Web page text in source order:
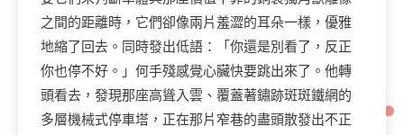
之間的距離時，它們卻像兩片羞澀的耳朵一樣，優雅
地縮了回去。同時發出低語：「你還是別看了，反正
你也停不好。」何手殘感覺心臟快要跳出來了。他轉
頭看去，發現那座高聳入雲、覆蓋著鏽跡斑斑鐵網的
多層機械式停車塔，正在那片窄巷的盡頭散發出不正